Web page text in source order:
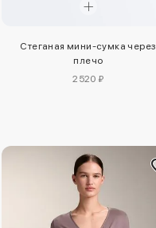
Стеганая мини-сумка через
плечо
2520 ₽